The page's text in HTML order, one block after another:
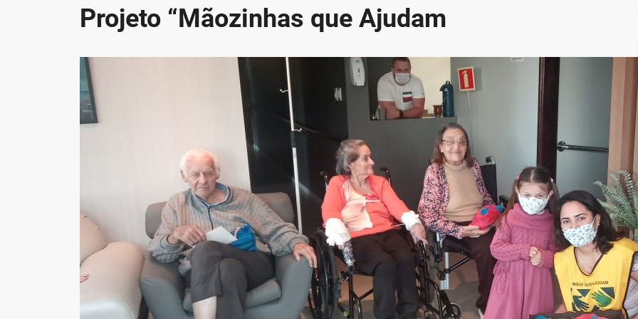
Projeto “Mãozinhas que Ajudam